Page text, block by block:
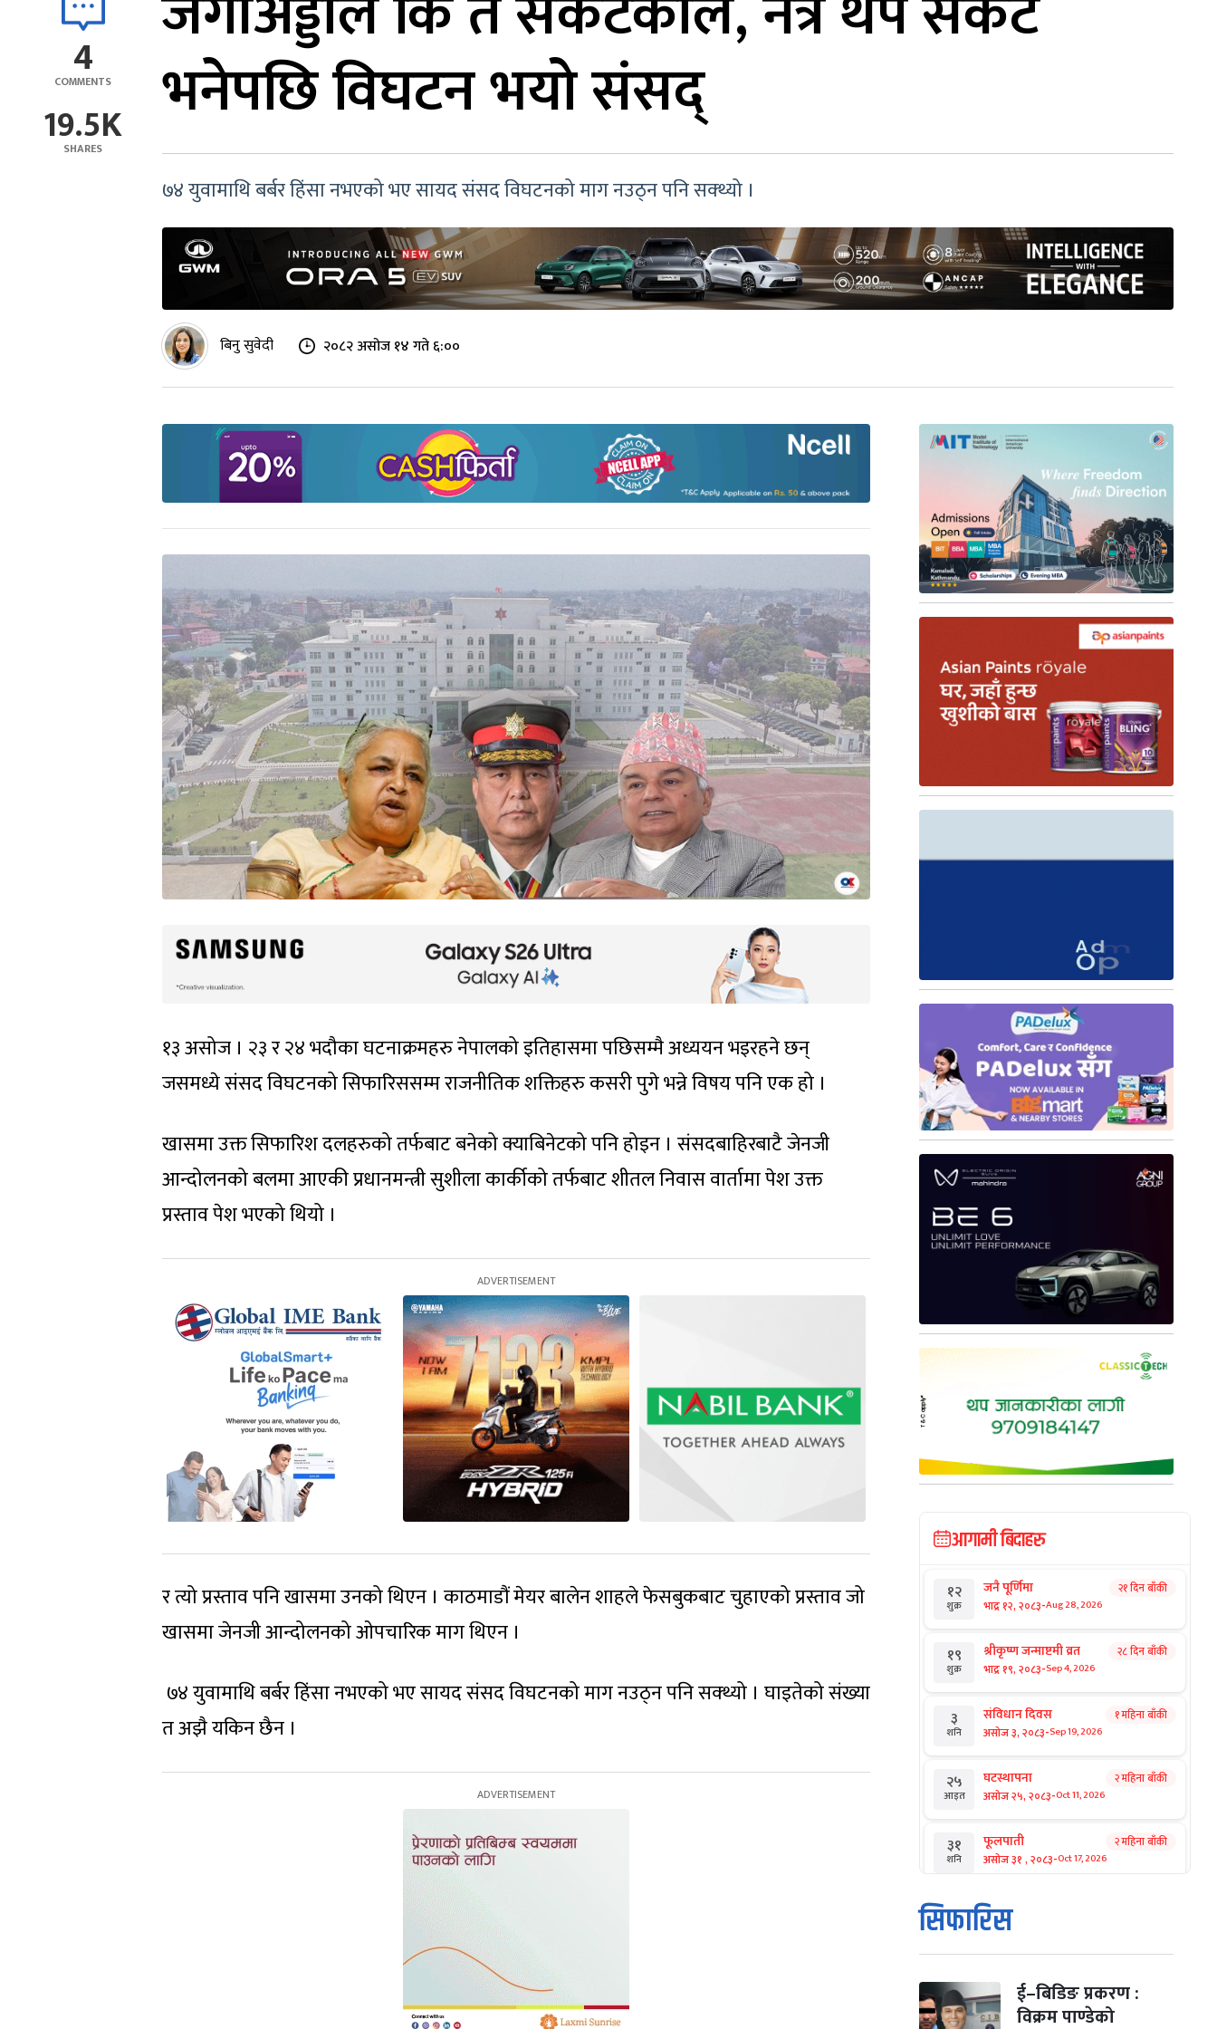
4
COMMENTS
19.5K
SHARES
भनेपछि विघटन भयो संसद्
७४ युवामाथि बर्बर हिंसा नभएको भए सायद संसद विघटनको माग नउठ्न पनि सक्थ्यो ।
बिनु सुवेदी २०८२ असोज १४ गते ६:००
१३ असोज । २३ र २४ भदौका घटनाक्रमहरु नेपालको इतिहासमा पछिसम्मै अध्ययन भइरहने छन्
जसमध्ये संसद विघटनको सिफारिससम्म राजनीतिक शक्तिहरु कसरी पुगे भन्ने विषय पनि एक हो ।
खासमा उक्त सिफारिश दलहरुको तर्फबाट बनेको क्याबिनेटको पनि होइन । संसदबाहिरबाटै जेनजी
आन्दोलनको बलमा आएकी प्रधानमन्त्री सुशीला कार्कीको तर्फबाट शीतल निवास वार्तामा पेश उक्त
प्रस्ताव पेश भएको थियो ।
र त्यो प्रस्ताव पनि खासमा उनको थिएन । काठमाडौं मेयर बालेन शाहले फेसबुकबाट चुहाएको प्रस्ताव जो
खासमा जेनजी आन्दोलनको ओपचारिक माग थिएन ।
७४ युवामाथि बर्बर हिंसा नभएको भए सायद संसद विघटनको माग नउठ्न पनि सक्थ्यो । घाइतेको संख्या
त अझै यकिन छैन ।
आगामी बिदाहरु
१२
शुक्र
जनै पूर्णिमा
भाद्र १२, २०८३-Aug 28, 2026
२१ दिन बाँकी
१९
शुक्र
श्रीकृष्ण जन्माष्टमी व्रत
भाद्र १९, २०८३-Sep 4, 2026
२८ दिन बाँकी
३
शनि
संविधान दिवस
असोज ३, २०८३-Sep 19, 2026
१ महिना बाँकी
२५
आइत
घटस्थापना
असोज २५, २०८३-Oct 11, 2026
२ महिना बाँकी
३१
शनि
फूलपाती
असोज ३१ , २०८३-Oct 17, 2026
२ महिना बाँकी
१
आइत
कार्तिक सङ्क्रान्ति
कार्तिक १, २०८३
मंगल कार्तिक ३, २०८३-Oct 20, 2026
सिफारिस
ई–बिडिङ प्रकरण :
विक्रम पाण्डेको